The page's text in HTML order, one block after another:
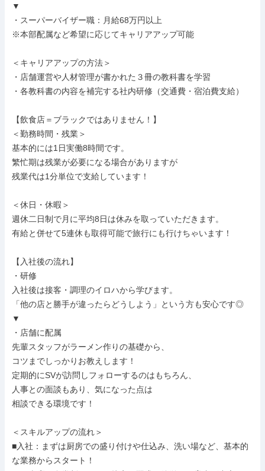
▼
・スーパーバイザー職：月給68万円以上
※本部配属など希望に応じてキャリアアップ可能
＜キャリアアップの方法＞
・店舗運営や人材管理が書かれた３冊の教科書を学習
・各教科書の内容を補完する社内研修（交通費・宿泊費支給）
【飲食店＝ブラックではありません！】
＜勤務時間・残業＞
基本的には1日実働8時間です。
繁忙期は残業が必要になる場合がありますが
残業代は1分単位で支給しています！
＜休日・休暇＞
週休二日制で月に平均8日は休みを取っていただきます。
有給と併せて5連休も取得可能で旅行にも行けちゃいます！
【入社後の流れ】
・研修
入社後は接客・調理のイロハから学びます。
「他の店と勝手が違ったらどうしよう」という方も安心です◎
▼
・店舗に配属
先輩スタッフがラーメン作りの基礎から、
コツまでしっかりお教えします！
定期的にSVが訪問しフォローするのはもちろん、
人事との面談もあり、気になった点は
相談できる環境です！
＜スキルアップの流れ＞
■入社：まずは厨房での盛り付けや仕込み、洗い場など、基本的
な業務からスタート！